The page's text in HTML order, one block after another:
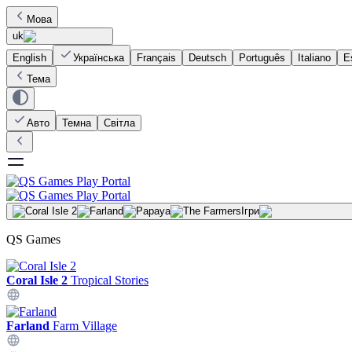
Мова
uk
English
Українська Français Deutsch Português Italiano
Тема
Авто Темна Світла
Ігри
QS Games
Coral Isle 2 Tropical Stories
Farland Farm Village